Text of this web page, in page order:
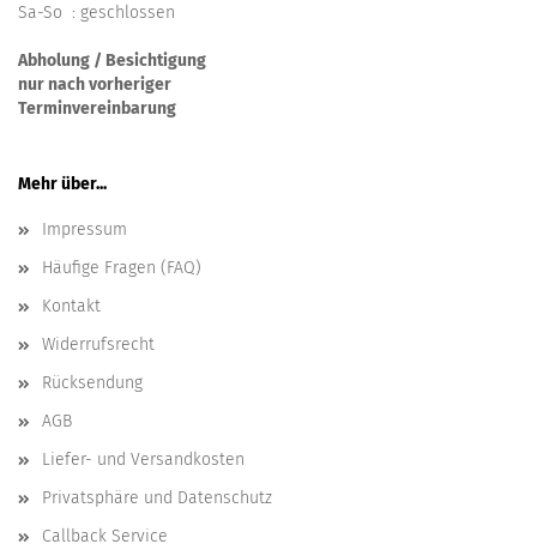
Sa-So : geschlossen
Abholung / Besichtigung
nur nach vorheriger
Terminvereinbarung
Mehr über...
Impressum
Häufige Fragen (FAQ)
Kontakt
Widerrufsrecht
Rücksendung
AGB
Liefer- und Versandkosten
Privatsphäre und Datenschutz
Callback Service